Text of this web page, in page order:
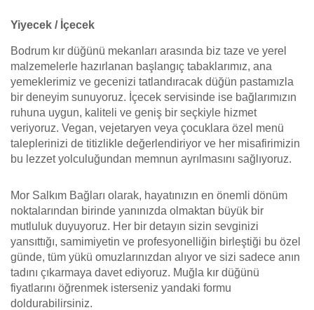
Yiyecek / İçecek
Bodrum kır düğünü mekanları arasında biz taze ve yerel
malzemelerle hazırlanan başlangıç tabaklarımız, ana
yemeklerimiz ve gecenizi tatlandıracak düğün pastamızla
bir deneyim sunuyoruz. İçecek servisinde ise bağlarımızın
ruhuna uygun, kaliteli ve geniş bir seçkiyle hizmet
veriyoruz. Vegan, vejetaryen veya çocuklara özel menü
taleplerinizi de titizlikle değerlendiriyor ve her misafirimizin
bu lezzet yolculuğundan memnun ayrılmasını sağlıyoruz.
Mor Salkım Bağları olarak, hayatınızın en önemli dönüm
noktalarından birinde yanınızda olmaktan büyük bir
mutluluk duyuyoruz. Her bir detayın sizin sevginizi
yansıttığı, samimiyetin ve profesyonelliğin birleştiği bu özel
günde, tüm yükü omuzlarınızdan alıyor ve sizi sadece anın
tadını çıkarmaya davet ediyoruz. Muğla kır düğünü
fiyatlarını öğrenmek isterseniz yandaki formu
doldurabilirsiniz.